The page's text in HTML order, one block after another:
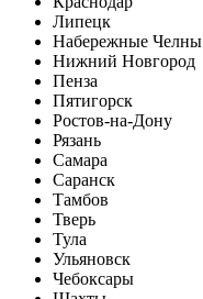
Липецк
Набережные Челны
Нижний Новгород
Пенза
Пятигорск
Ростов-на-Дону
Рязань
Самара
Саранск
Тамбов
Тверь
Тула
Ульяновск
Чебоксары